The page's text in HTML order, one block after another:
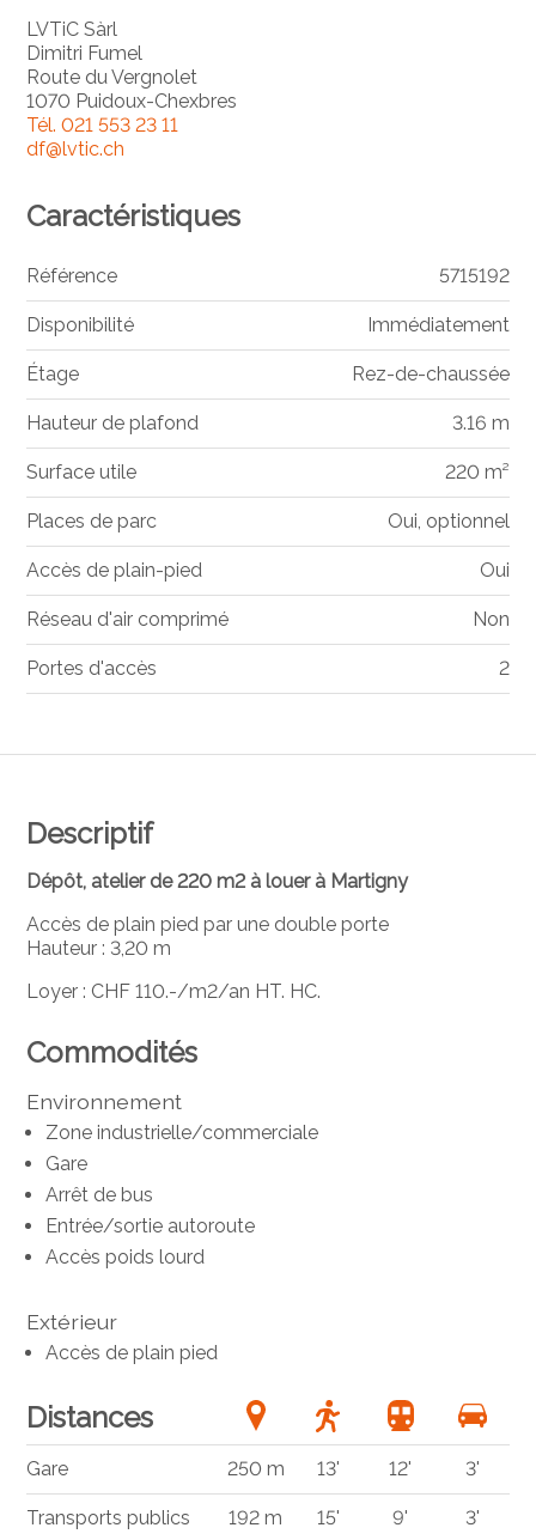
Descriptif
Dépôt, atelier de 220 m2 à louer à Martigny
Accès de plain pied par une double porte
Hauteur : 3,20 m
Loyer : CHF 110.-/m2/an HT. HC.
Commodités
Environnement
Zone industrielle/commerciale
Gare
Arrêt de bus
Entrée/sortie autoroute
Accès poids lourd
Extérieur
Accès de plain pied
Distances
Gare 250 m 13' 12' 3'
Transports publics 192 m 15' 9' 3'
LVTiC Sàrl
Dimitri Fumel
Route du Vergnolet
1070 Puidoux-Chexbres
Tél.021 553 23 11
df@lvtic.ch
Caractéristiques
Référence 5715192
Disponibilité Immédiatement
Étage Rez-de-chaussée
Hauteur de plafond 3.16 m
Surface utile 220 m²
Places de parc Oui, optionnel
Accès de plain-pied Oui
Réseau d'air comprimé Non
Portes d'accès 2